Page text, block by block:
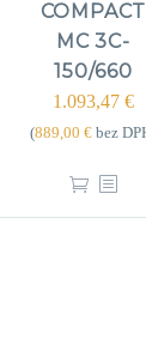
COMPACT
MC 3C-
150/660
1.093,47 €
(889,00 € bez